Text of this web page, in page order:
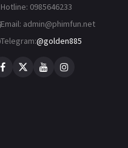
Hotline: 0985646233
Email: admin@phimfun.net
Telegram:@golden885